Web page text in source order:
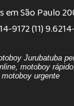
em São Paulo
9172 (11)
Jurubatuba
motoboy
motoboy urgente